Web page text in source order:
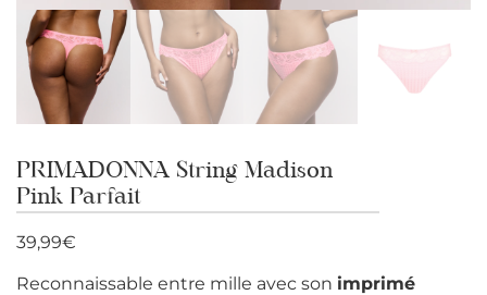
PRIMADONNA String Madison
Pink Parfait
39,99€
Reconnaissable entre mille avec son imprimé